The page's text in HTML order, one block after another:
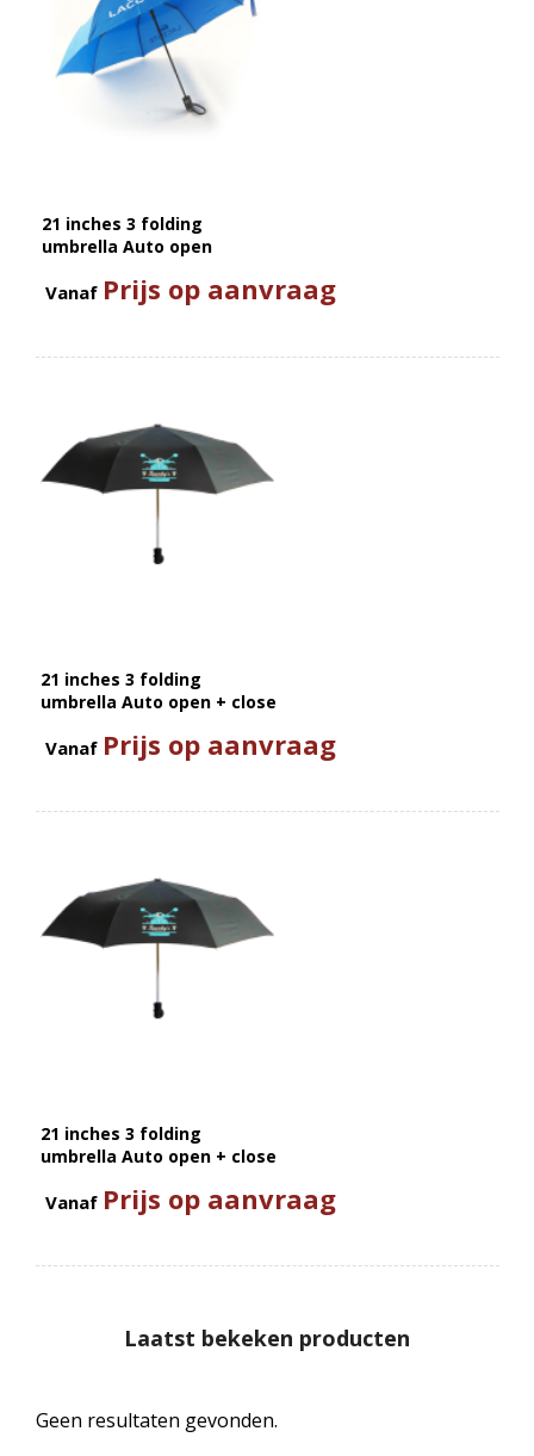
21 inches 3 folding
umbrella Auto open
Vanaf Prijs op aanvraag
21 inches 3 folding
umbrella Auto open + close
Vanaf Prijs op aanvraag
21 inches 3 folding
umbrella Auto open + close
Vanaf Prijs op aanvraag
Laatst bekeken producten
Geen resultaten gevonden.